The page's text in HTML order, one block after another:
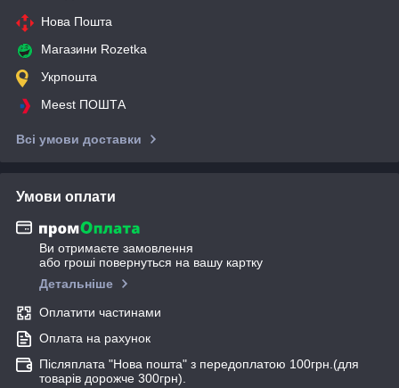
Нова Пошта
Магазини Rozetka
Укрпошта
Meest ПОШТА
Всі умови доставки
Умови оплати
Ви отримаєте замовлення
або гроші повернуться на вашу картку
Детальніше
Оплатити частинами
Оплата на рахунок
Післяплата "Нова пошта" з передоплатою 100грн.(для
товарів дорожче 300грн).